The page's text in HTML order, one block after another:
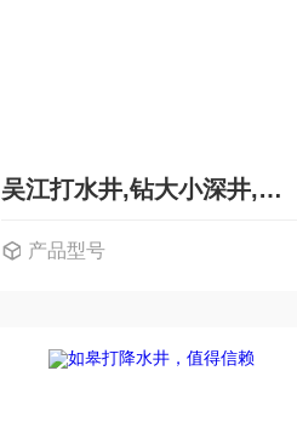
吴江打水井,钻大小深井,石头井,温泉井
产品型号